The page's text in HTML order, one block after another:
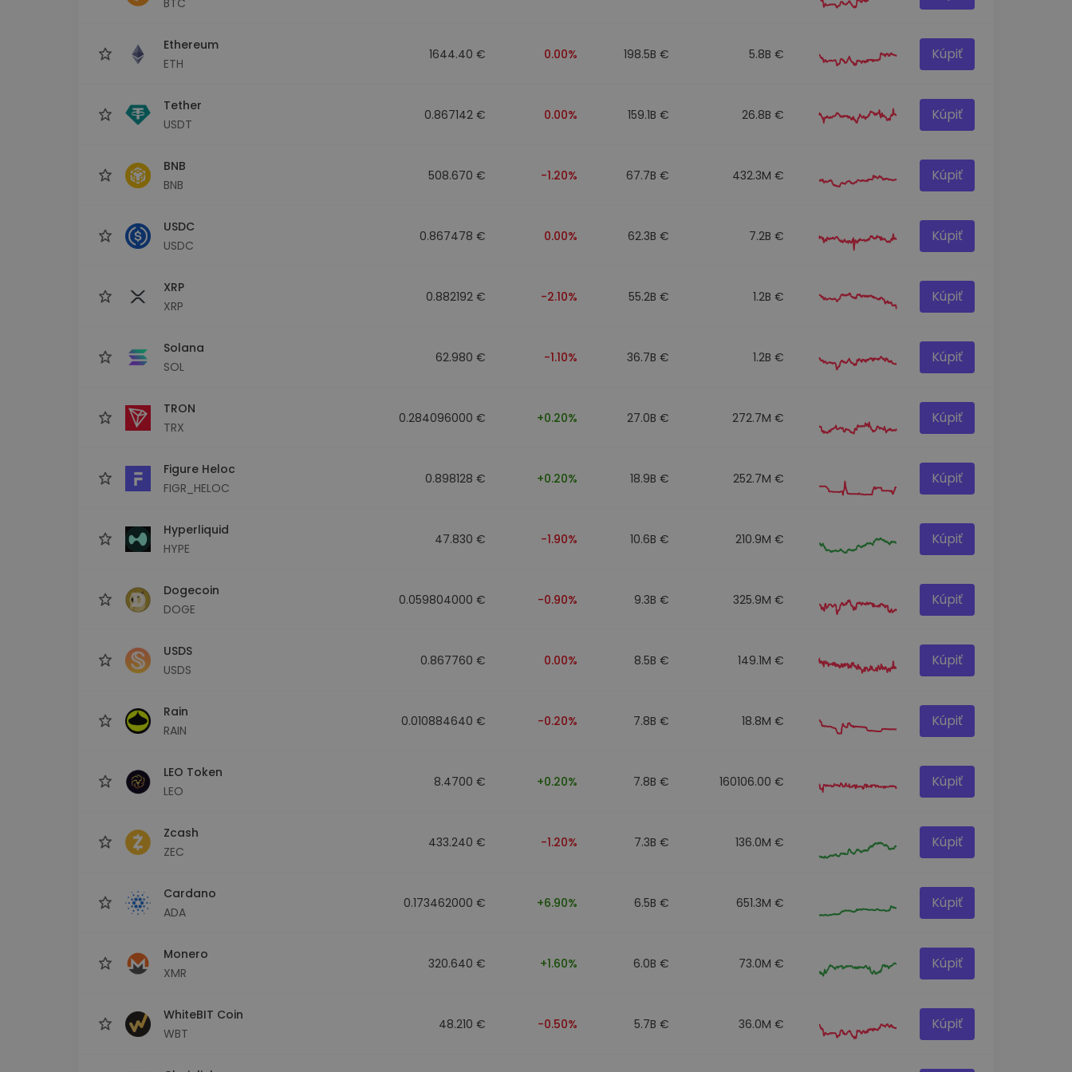
Ethereum
ETH
1644.40 € 0.00% 198.5B € 5.8B € Kúpiť
Tether
USDT
0.867142 € 0.00% 159.1B € 26.8B € Kúpiť
BNB
BNB
508.670 € -1.20% 67.7B € 432.3M € Kúpiť
USDC
USDC
0.867478 € 0.00% 62.3B € 7.2B € Kúpiť
XRP
XRP
0.882192 € -2.10% 55.2B € 1.2B € Kúpiť
Solana
SOL
62.980 € -1.10% 36.7B € 1.2B € Kúpiť
TRON
TRX
0.284096000 € +0.20% 27.0B € 272.7M € Kúpiť
Figure Heloc
FIGR_HELOC
0.898128 € +0.20% 18.9B € 252.7M € Kúpiť
Hyperliquid
HYPE
47.830 € -1.90% 10.6B € 210.9M € Kúpiť
Dogecoin
DOGE
0.059804000 € -0.90% 9.3B € 325.9M € Kúpiť
USDS
USDS
0.867760 € 0.00% 8.5B € 149.1M € Kúpiť
Rain
RAIN
0.010884640 € -0.20% 7.8B € 18.8M € Kúpiť
LEO Token
LEO
8.4700 € +0.20% 7.8B € 160106.00 € Kúpiť
Zcash
ZEC
433.240 € -1.20% 7.3B € 136.0M € Kúpiť
Cardano
ADA
0.173462000 € +6.90% 6.5B € 651.3M € Kúpiť
Monero
XMR
320.640 € +1.60% 6.0B € 73.0M € Kúpiť
WhiteBIT Coin
WBT
48.210 € -0.50% 5.7B € 36.0M € Kúpiť